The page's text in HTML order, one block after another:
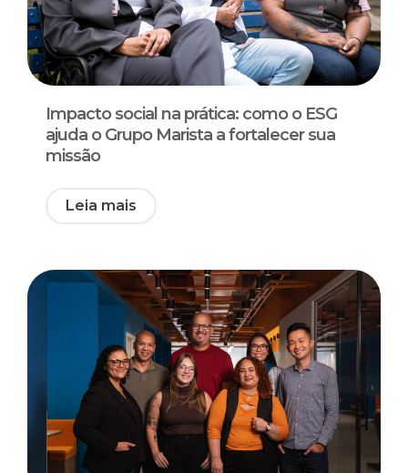
Impacto social na prática: como o ESG
ajuda o Grupo Marista a fortalecer sua
missão
Leia mais